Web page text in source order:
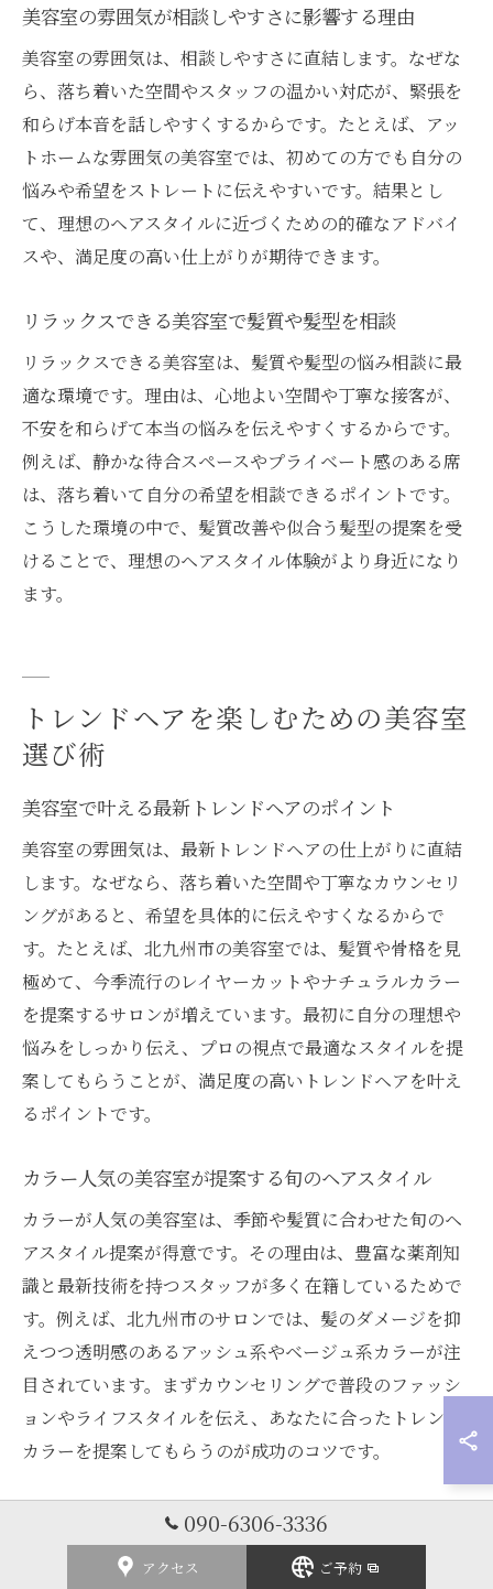
美容室の雰囲気が相談しやすさに影響する理由
美容室の雰囲気は、相談しやすさに直結します。なぜな
ら、落ち着いた空間やスタッフの温かい対応が、緊張を
和らげ本音を話しやすくするからです。たとえば、アッ
トホームな雰囲気の美容室では、初めての方でも自分の
悩みや希望をストレートに伝えやすいです。結果とし
て、理想のヘアスタイルに近づくための的確なアドバイ
スや、満足度の高い仕上がりが期待できます。
リラックスできる美容室で髪質や髪型を相談
リラックスできる美容室は、髪質や髪型の悩み相談に最
適な環境です。理由は、心地よい空間や丁寧な接客が、
不安を和らげて本当の悩みを伝えやすくするからです。
例えば、静かな待合スペースやプライベート感のある席
は、落ち着いて自分の希望を相談できるポイントです。
こうした環境の中で、髪質改善や似合う髪型の提案を受
けることで、理想のヘアスタイル体験がより身近になり
ます。
トレンドヘアを楽しむための美容室
選び術
美容室で叶える最新トレンドヘアのポイント
美容室の雰囲気は、最新トレンドヘアの仕上がりに直結
します。なぜなら、落ち着いた空間や丁寧なカウンセリ
ングがあると、希望を具体的に伝えやすくなるからで
す。たとえば、北九州市の美容室では、髪質や骨格を見
極めて、今季流行のレイヤーカットやナチュラルカラー
を提案するサロンが増えています。最初に自分の理想や
悩みをしっかり伝え、プロの視点で最適なスタイルを提
案してもらうことが、満足度の高いトレンドヘアを叶え
るポイントです。
カラー人気の美容室が提案する旬のヘアスタイル
カラーが人気の美容室は、季節や髪質に合わせた旬のヘ
アスタイル提案が得意です。その理由は、豊富な薬剤知
識と最新技術を持つスタッフが多く在籍しているためで
す。例えば、北九州市のサロンでは、髪のダメージを抑
えつつ透明感のあるアッシュ系やベージュ系カラーが注
目されています。まずカウンセリングで普段のファッシ
ョンやライフスタイルを伝え、あなたに合ったトレンド
カラーを提案してもらうのが成功のコツです。
北九州の美容室で流行ヘアを楽しむコツを解説
北九州の美容室で流行ヘアを楽しむ最大のコツは、サロ
090-6306-3336
アクセス ご予約